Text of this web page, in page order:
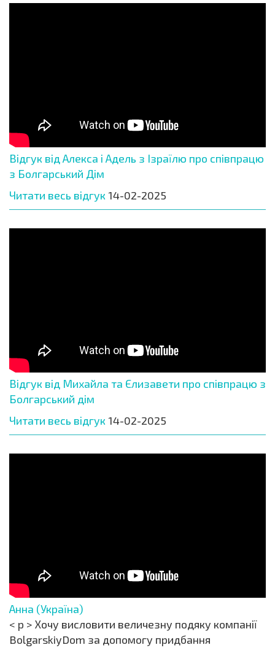
Відгук від Алекса і Адель з Ізраїлю про співпрацю
з Болгарський Дім
Читати весь відгук 14-02-2025
Відгук від Михайла та Єлизавети про співпрацю з
Болгарський дім
Читати весь відгук 14-02-2025
Анна (Україна)
< p > Хочу висловити величезну подяку компанії
BolgarskiyDom за допомогу придбання